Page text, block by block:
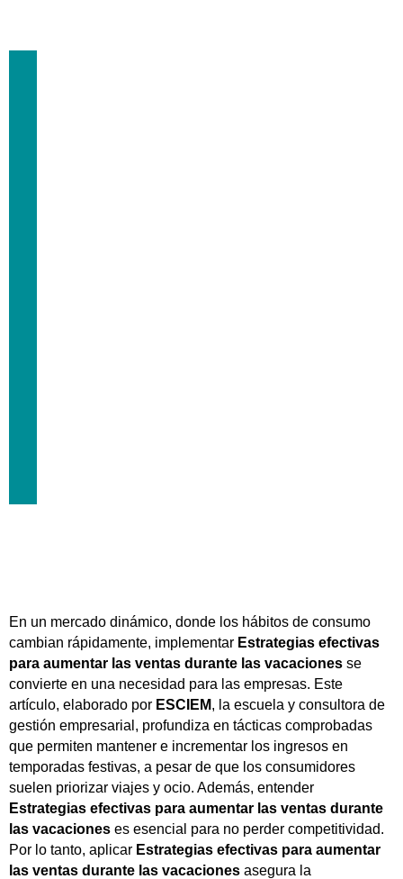
En un mercado dinámico, donde los hábitos de consumo
cambian rápidamente, implementar Estrategias efectivas
para aumentar las ventas durante las vacaciones se
convierte en una necesidad para las empresas. Este
artículo, elaborado por ESCIEM, la escuela y consultora de
gestión empresarial, profundiza en tácticas comprobadas
que permiten mantener e incrementar los ingresos en
temporadas festivas, a pesar de que los consumidores
suelen priorizar viajes y ocio. Además, entender
Estrategias efectivas para aumentar las ventas durante
las vacaciones es esencial para no perder competitividad.
Por lo tanto, aplicar Estrategias efectivas para aumentar
las ventas durante las vacaciones asegura la